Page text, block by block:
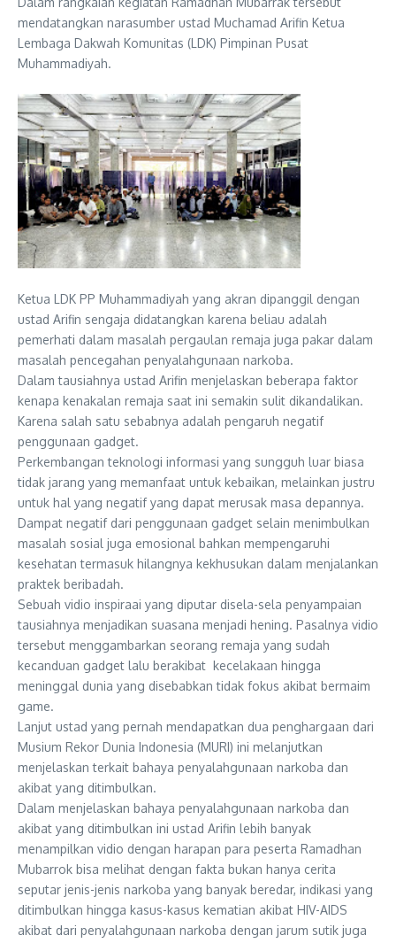
mendatangkan narasumber ustad Muchamad Arifin Ketua
Lembaga Dakwah Komunitas (LDK) Pimpinan Pusat
Muhammadiyah.
Ketua LDK PP Muhammadiyah yang akran dipanggil dengan
ustad Arifin sengaja didatangkan karena beliau adalah
pemerhati dalam masalah pergaulan remaja juga pakar dalam
masalah pencegahan penyalahgunaan narkoba.
Dalam tausiahnya ustad Arifin menjelaskan beberapa faktor
kenapa kenakalan remaja saat ini semakin sulit dikandalikan.
Karena salah satu sebabnya adalah pengaruh negatif
penggunaan gadget.
Perkembangan teknologi informasi yang sungguh luar biasa
tidak jarang yang memanfaat untuk kebaikan, melainkan justru
untuk hal yang negatif yang dapat merusak masa depannya.
Dampat negatif dari penggunaan gadget selain menimbulkan
masalah sosial juga emosional bahkan mempengaruhi
kesehatan termasuk hilangnya kekhusukan dalam menjalankan
praktek beribadah.
Sebuah vidio inspiraai yang diputar disela-sela penyampaian
tausiahnya menjadikan suasana menjadi hening. Pasalnya vidio
tersebut menggambarkan seorang remaja yang sudah
kecanduan gadget lalu berakibat kecelakaan hingga
meninggal dunia yang disebabkan tidak fokus akibat bermaim
game.
Lanjut ustad yang pernah mendapatkan dua penghargaan dari
Musium Rekor Dunia Indonesia (MURI) ini melanjutkan
menjelaskan terkait bahaya penyalahgunaan narkoba dan
akibat yang ditimbulkan.
Dalam menjelaskan bahaya penyalahgunaan narkoba dan
akibat yang ditimbulkan ini ustad Arifin lebih banyak
menampilkan vidio dengan harapan para peserta Ramadhan
Mubarrok bisa melihat dengan fakta bukan hanya cerita
seputar jenis-jenis narkoba yang banyak beredar, indikasi yang
ditimbulkan hingga kasus-kasus kematian akibat HIV-AIDS
akibat dari penyalahgunaan narkoba dengan jarum sutik juga